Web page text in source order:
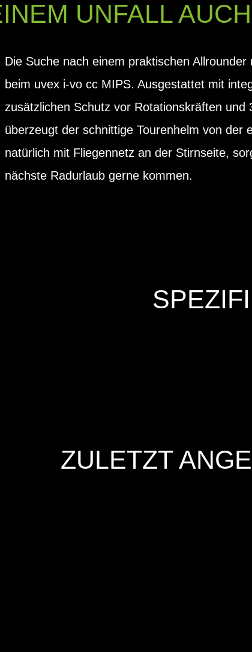
UNFALL
Die Suche nach einem praktischen
beim uvex i-vo cc MIPS. Ausgestattet mit
zusätzlichen Schutz vor Rotationskräften
überzeugt der schnittige Tourenhelm von
natürlich mit Fliegennetz an der Stirnseite,
nächste Radurlaub gerne kommen.
ZULETZT